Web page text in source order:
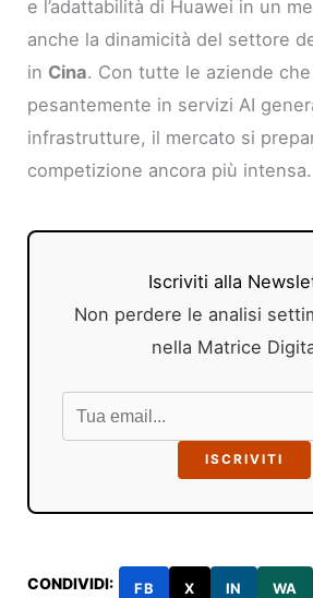
e l’adattabilità di Huawei in un
anche la dinamicità del settore
in Cina. Con tutte le aziende
pesantemente in servizi AI
infrastrutture, il mercato si
competizione ancora più intensa.
Iscriviti alla
Non perdere le analisi
nella Matrice
ISCRIVITI
CONDIVIDI: FB X IN WA